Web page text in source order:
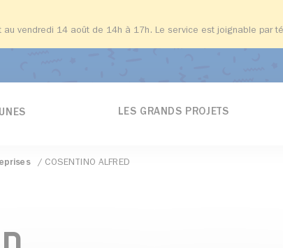
vendredi 14 août de 14h à 17h. Le service est joignable par
LES GRANDS PROJETS
COSENTINO ALFRED